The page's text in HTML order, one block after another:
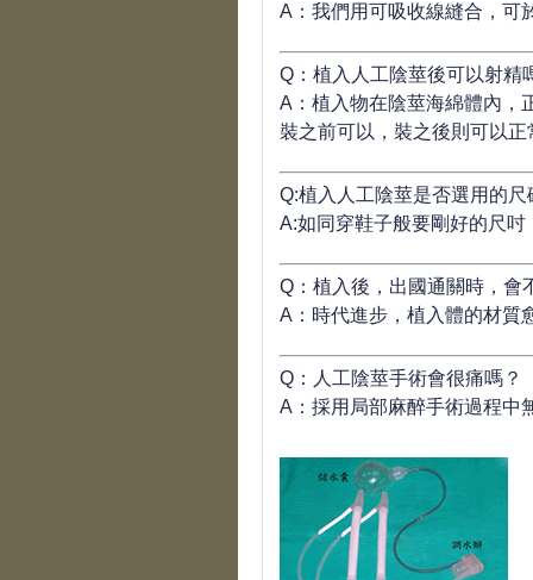
A：我們用可吸收線縫合，可
Q：植入人工陰莖後可以射精
A：植入物在陰莖海綿體內，
裝之前可以，裝之後則可以正
Q:植入人工陰莖是否選用的
A:如同穿鞋子般要剛好的尺
Q：植入後，出國通關時，會
A：時代進步，植入體的材質
Q：人工陰莖手術會很痛嗎？
A：採用局部麻醉手術過程中